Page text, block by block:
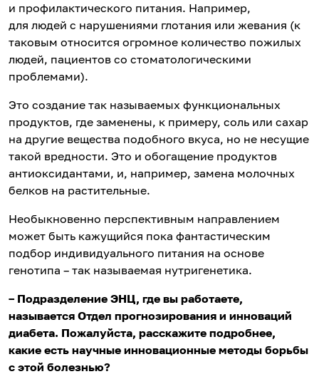
и профилактического питания. Например,
для людей с нарушениями глотания или жевания (к
таковым относится огромное количество пожилых
людей, пациентов со стоматологическими
проблемами).
Это создание так называемых функциональных
продуктов, где заменены, к примеру, соль или сахар
на другие вещества подобного вкуса, но не несущие
такой вредности. Это и обогащение продуктов
антиоксидантами, и, например, замена молочных
белков на растительные.
Необыкновенно перспективным направлением
может быть кажущийся пока фантастическим
подбор индивидуального питания на основе
генотипа – так называемая нутригенетика.
– Подразделение ЭНЦ, где вы работаете,
называется Отдел прогнозирования и инноваций
диабета. Пожалуйста, расскажите подробнее,
какие есть научные инновационные методы борьбы
с этой болезнью?